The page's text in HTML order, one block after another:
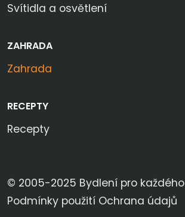
Svítidla a osvětlení
ZAHRADA
Zahrada
RECEPTY
Recepty
© 2005-2025 Bydlení pro každého
Podmínky použití Ochrana údajů